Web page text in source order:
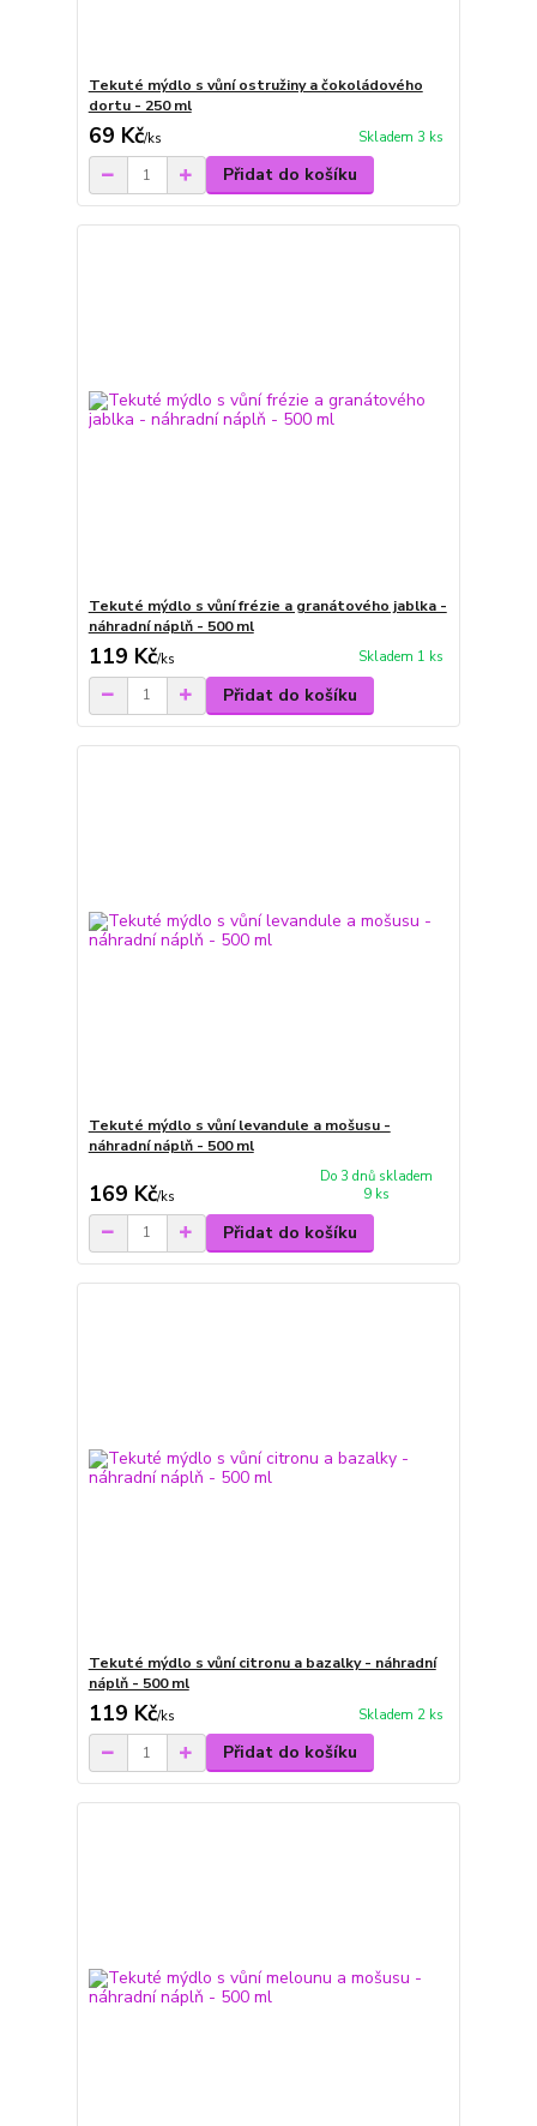
Tekuté mýdlo s vůní ostružiny a čokoládového
dortu - 250 ml
69 Kč/ks Skladem 3 ks
Přidat do košíku
Tekuté mýdlo s vůní frézie a granátového jablka -
náhradní náplň - 500 ml
119 Kč/ks Skladem 1 ks
Přidat do košíku
Tekuté mýdlo s vůní levandule a mošusu -
náhradní náplň - 500 ml
169 Kč/ks
Do 3 dnů skladem
9 ks
Přidat do košíku
Tekuté mýdlo s vůní citronu a bazalky - náhradní
náplň - 500 ml
119 Kč/ks Skladem 2 ks
Přidat do košíku